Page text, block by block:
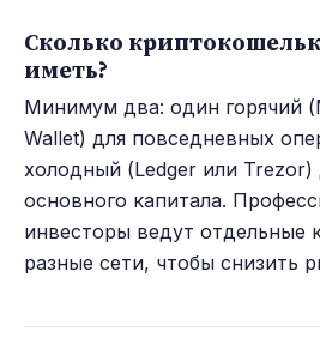
Сколько
иметь?
Минимум два: один горячий
Wallet) для повседневных
холодный (Ledger или Trezor)
основного капитала.
инвесторы ведут отдельные
разные сети, чтобы снизить